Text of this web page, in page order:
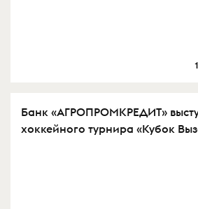
Банк «АГРОПРОМКРЕДИТ»
хоккейного турнира «Кубок